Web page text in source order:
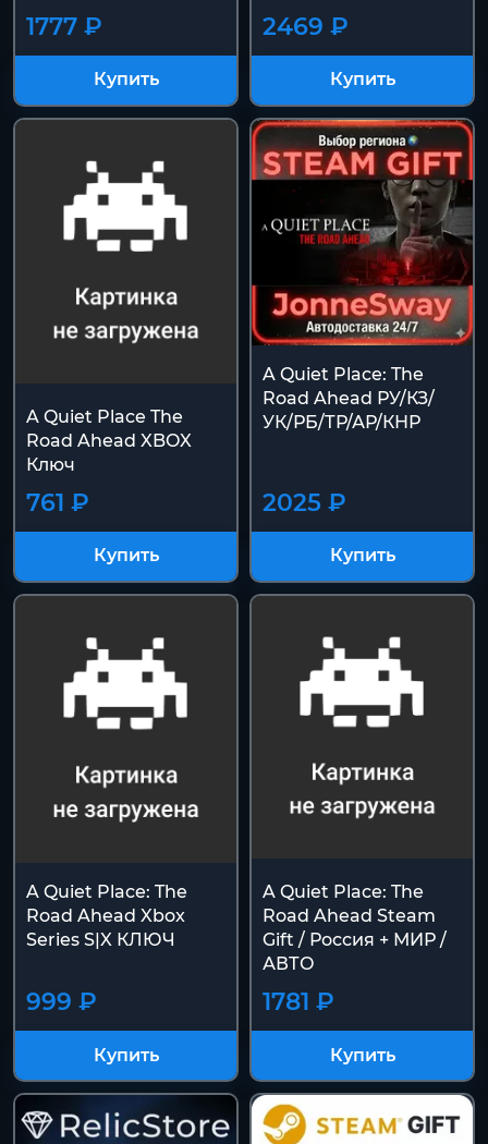
1777 ₽
Купить
2469 ₽
Купить
A Quiet Place The
Road Ahead XBOX
Ключ
761 ₽
Купить
A Quiet Place: The
Road Ahead РУ/КЗ/
УК/РБ/ТР/АР/КНР
2025 ₽
Купить
A Quiet Place: The
Road Ahead Xbox
Series S|X КЛЮЧ
999 ₽
Купить
A Quiet Place: The
Road Ahead Steam
Gift / Россия + МИР /
АВТО
1781 ₽
Купить